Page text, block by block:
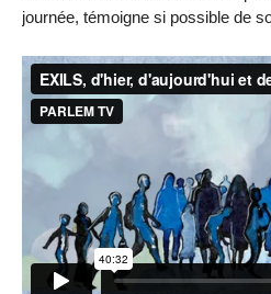
journée, témoigne si possible de